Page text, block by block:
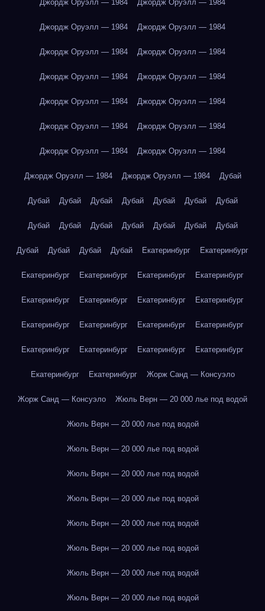
Джордж Оруэлл — 1984 Джордж Оруэлл — 1984
Джордж Оруэлл — 1984 Джордж Оруэлл — 1984
Джордж Оруэлл — 1984 Джордж Оруэлл — 1984
Джордж Оруэлл — 1984 Джордж Оруэлл — 1984
Джордж Оруэлл — 1984 Джордж Оруэлл — 1984
Джордж Оруэлл — 1984 Джордж Оруэлл — 1984
Джордж Оруэлл — 1984 Джордж Оруэлл — 1984
Джордж Оруэлл — 1984 Джордж Оруэлл — 1984 Дубай
Дубай Дубай Дубай Дубай Дубай Дубай Дубай
Дубай Дубай Дубай Дубай Дубай Дубай Дубай
Дубай Дубай Дубай Дубай Екатеринбург Екатеринбург
Екатеринбург Екатеринбург Екатеринбург Екатеринбург
Екатеринбург Екатеринбург Екатеринбург Екатеринбург
Екатеринбург Екатеринбург Екатеринбург Екатеринбург
Екатеринбург Екатеринбург Екатеринбург Екатеринбург
Екатеринбург Екатеринбург Жорж Санд — Консуэло
Жорж Санд — Консуэло Жюль Верн — 20 000 лье под водой
Жюль Верн — 20 000 лье под водой
Жюль Верн — 20 000 лье под водой
Жюль Верн — 20 000 лье под водой
Жюль Верн — 20 000 лье под водой
Жюль Верн — 20 000 лье под водой
Жюль Верн — 20 000 лье под водой
Жюль Верн — 20 000 лье под водой
Жюль Верн — 20 000 лье под водой